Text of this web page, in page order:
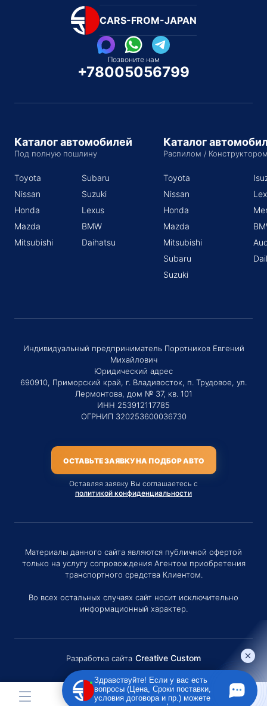
CARS-FROM-JAPAN
Позвоните нам
+78005056799
Каталог автомобилей
Под полную пошлину
Toyota
Nissan
Honda
Mazda
Mitsubishi
Subaru
Suzuki
Lexus
BMW
Daihatsu
Каталог
Распилом /
Toyota
Nissan
Honda
Mazda
Mitsubishi
Subaru
Suzuki
Индивидуальный предприниматель Поротников Евгений
Михайлович
Юридический адрес
690910, Приморский край, г. Владивосток, п. Трудовое, ул.
Лермонтова, дом № 37, кв. 101
ИНН 253912117785
ОГРНИП 320253600036730
ОСТАВЬТЕ ЗАЯВКУ НА ПОДБОР АВТО
Оставляя заявку Вы соглашаетесь с
политикой конфиденциальности
Материалы данного сайта являются публичной офертой
только на услугу сопровождения Агентом приобретения
транспортного средства Клиентом.
Во всех остальных случаях сайт носит исключительно
информационный характер.
Разработка сайта Creative Custom
Здравствуйте! Если у вас есть
вопросы (Цена, Сроки поставки,
условия договора и пр.) можете